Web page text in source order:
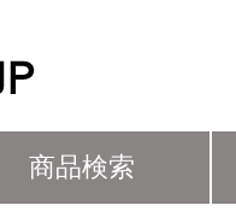
商品検索